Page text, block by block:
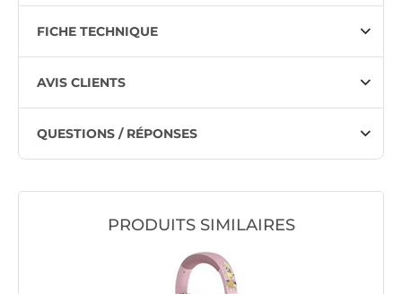
FICHE TECHNIQUE
AVIS CLIENTS
QUESTIONS / RÉPONSES
PRODUITS SIMILAIRES